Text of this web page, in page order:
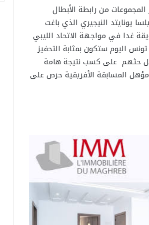
من رابطة الأبطال
يونايتد النيجيري الذي باغت
غدا في مواجهة الاتحاد الليبي
اليوم ستكون بمثابة التحفيز
اجل حثهم على كسب نتيجة هامة
المسابقة الأفريقية حرص على